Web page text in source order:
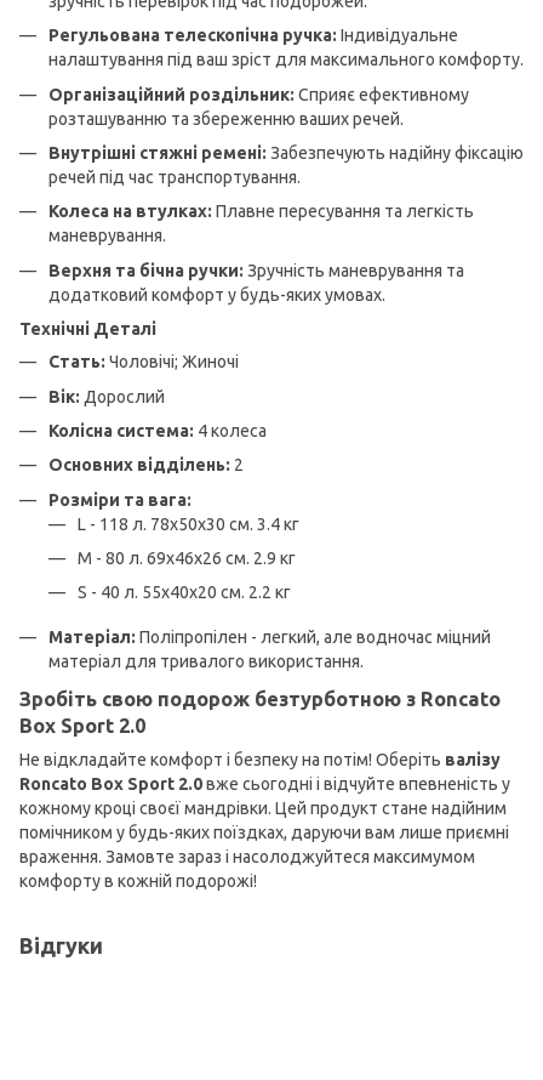
Регульована телескопічна ручка: Індивідуальне
налаштування під ваш зріст для максимального комфорту.
Організаційний роздільник: Сприяє ефективному
розташуванню та збереженню ваших речей.
Внутрішні стяжні ремені: Забезпечують надійну фіксацію
речей під час транспортування.
Колеса на втулках: Плавне пересування та легкість
маневрування.
Верхня та бічна ручки: Зручність маневрування та
додатковий комфорт у будь-яких умовах.
Технічні Деталі
Стать: Чоловічі; Жиночі
Вік: Дорослий
Колісна система: 4 колеса
Основних відділень: 2
Розміри та вага:
L - 118 л. 78х50х30 см. 3.4 кг
M - 80 л. 69х46х26 см. 2.9 кг
S - 40 л. 55х40х20 см. 2.2 кг
Матеріал: Поліпропілен - легкий, але водночас міцний
матеріал для тривалого використання.
Зробіть свою подорож безтурботною з Roncato
Box Sport 2.0
Не відкладайте комфорт і безпеку на потім! Оберіть валізу
Roncato Box Sport 2.0вже сьогодні і відчуйте впевненість у
кожному кроці своєї мандрівки. Цей продукт стане надійним
помічником у будь-яких поїздках, даруючи вам лише приємні
враження. Замовте зараз і насолоджуйтеся максимумом
комфорту в кожній подорожі!
Відгуки